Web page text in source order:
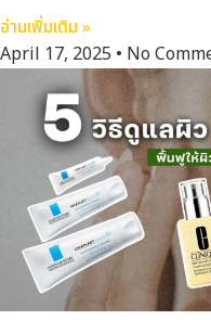
อ่านเพิ่มเติม »
April 17, 2025 No